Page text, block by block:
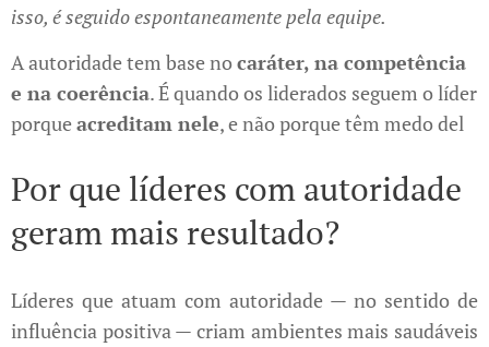
isso, é seguido espontaneamente pela equipe.
A autoridade tem base nocaráter, na competência
e na coerência. É quando os liderados seguem o líder
porqueacreditam nele, e não porque têm medo del
Por que líderes com autoridade
geram mais resultado?
Líderes que atuam com autoridade — no sentido de
influência positiva — criam ambientes mais saudáveis